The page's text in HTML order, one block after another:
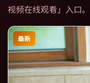
视频在线观看 」入口。
最新